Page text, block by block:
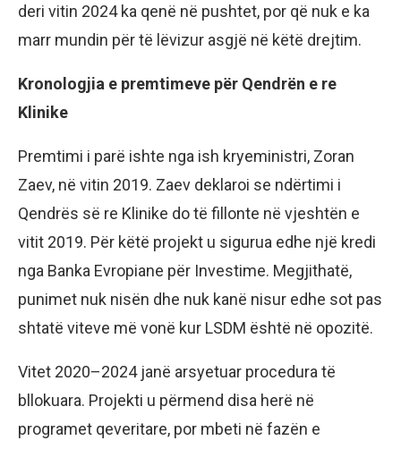
deri vitin 2024 ka qenë në pushtet, por që nuk e ka
marr mundin për të lëvizur asgjë në këtë drejtim.
Kronologjia e premtimeve për Qendrën e re
Klinike
Premtimi i parë ishte nga ish kryeministri, Zoran
Zaev, në vitin 2019. Zaev deklaroi se ndërtimi i
Qendrës së re Klinike do të fillonte në vjeshtën e
vitit 2019. Për këtë projekt u sigurua edhe një kredi
nga Banka Evropiane për Investime. Megjithatë,
punimet nuk nisën dhe nuk kanë nisur edhe sot pas
shtatë viteve më vonë kur LSDM është në opozitë.
Vitet 2020–2024 janë arsyetuar procedura të
bllokuara. Projekti u përmend disa herë në
programet qeveritare, por mbeti në fazën e